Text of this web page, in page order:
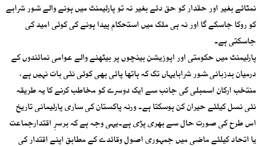
نمٹائے بغیر اور حقدار کو حق دئے بغیر نہ تو پارلیمنٹ میں ہونے والے شور شرابے
کو روکا جاسکے گا اور نہ ہی ملک میں استحکام پیدا ہونے کی کوئی امید کی
جاسکتی ہے۔
پارلیمنٹ میں حکومتی اور اپوزیشن بینچوں پر بیٹھنے والے عوامی نمائندوں کے
درمیان بدزبانی،شور شرابایہاں تک کہ ہاتھا پائی بھی کوئی نئی بات نہیں ہے،
منتخب ارکان اسمبلی کی جانب سے ایک دوسرے کو مخاطب کرنے کا یہ طریقہ
نئی نسل کیلئے حیران کن ہوسکتا ہے۔ ورنہ پاکستان کی ساری پارلیمانی تاریخ
اس طرح کی صورت حال سے بھری پڑی ہے۔یہی وجہ ہے کہ برسرِ اقتدارجماعت
یا اتحاد کیلئے ماضی میں جمہوری اصول وقائدے کے مطابق اپنے اقتدار کی